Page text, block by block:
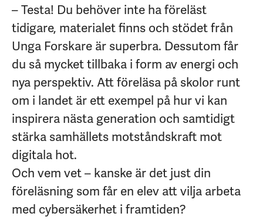
– Testa! Du behöver inte ha föreläst
tidigare, materialet finns och stödet från
Unga Forskare är superbra. Dessutom får
du så mycket tillbaka i form av energi och
nya perspektiv. Att föreläsa på skolor runt
om i landet är ett exempel på hur vi kan
inspirera nästa generation och samtidigt
stärka samhällets motståndskraft mot
digitala hot.
Och vem vet – kanske är det just din
föreläsning som får en elev att vilja arbeta
med cybersäkerhet i framtiden?